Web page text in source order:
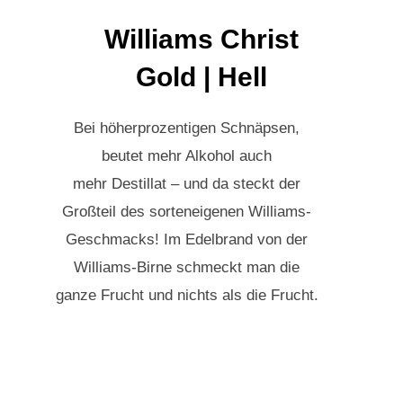
Williams Christ
Gold | Hell
Bei höherprozentigen Schnäpsen,
beutet mehr Alkohol auch
mehr Destillat – und da steckt der
Großteil des sorteneigenen Williams-
Geschmacks! Im Edelbrand von der
Williams-Birne schmeckt man die
ganze Frucht und nichts als die Frucht.